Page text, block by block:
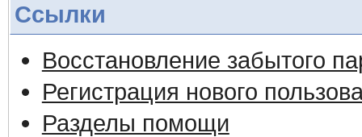
Ссылки
Восстановление забытого
Регистрация нового
Разделы помощи